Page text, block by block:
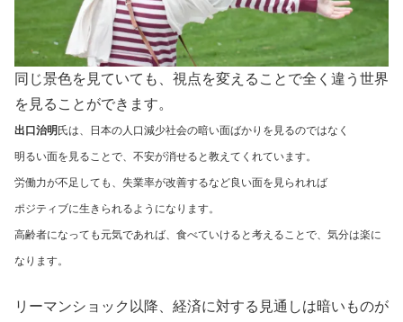
同じ景色を見ていても、視点を変えることで全く違う世界
を見ることができます。
出口治明 氏は、日本の人口減少社会の暗い面ばかりを見るのではなく
明るい面を見ることで、不安が消せると教えてくれています。
労働力が不足しても、失業率が改善するなど良い面を見られれば
ポジティブに生きられるようになります。
高齢者になっても元気であれば、食べていけると考えることで、気分は楽に
なります。
リーマンショック以降、経済に対する見通しは暗いものが